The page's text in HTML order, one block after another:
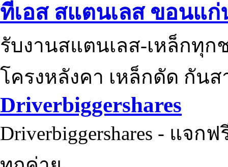
ทีเอส สแตนเลส ขอนแก่
รับงานสแตนเลส-เหล็กทุ
โครงหลังคา เหล็กดัด กัน
Driverbiggershares
Driverbiggershares - แจก